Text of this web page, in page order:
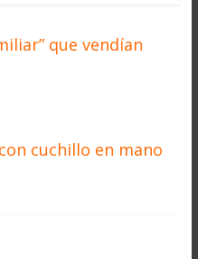
que vendían
cuchillo en mano